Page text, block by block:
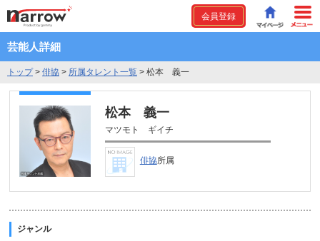
会員登録
芸能人詳細
トップ> 俳協 > 所属タレント一覧 > 松本 義一
松本 義一
マツモト ギイチ
俳協所属
ジャンル